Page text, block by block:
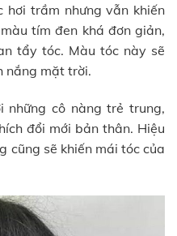
hơi trầm nhưng vẫn khiến
tím đen khá đơn giản,
tẩy tóc. Màu tóc này sẽ
nắng mặt trời.
cô nàng trẻ trung,
đổi mới bản thân. Hiệu
cũng sẽ khiến mái tóc của